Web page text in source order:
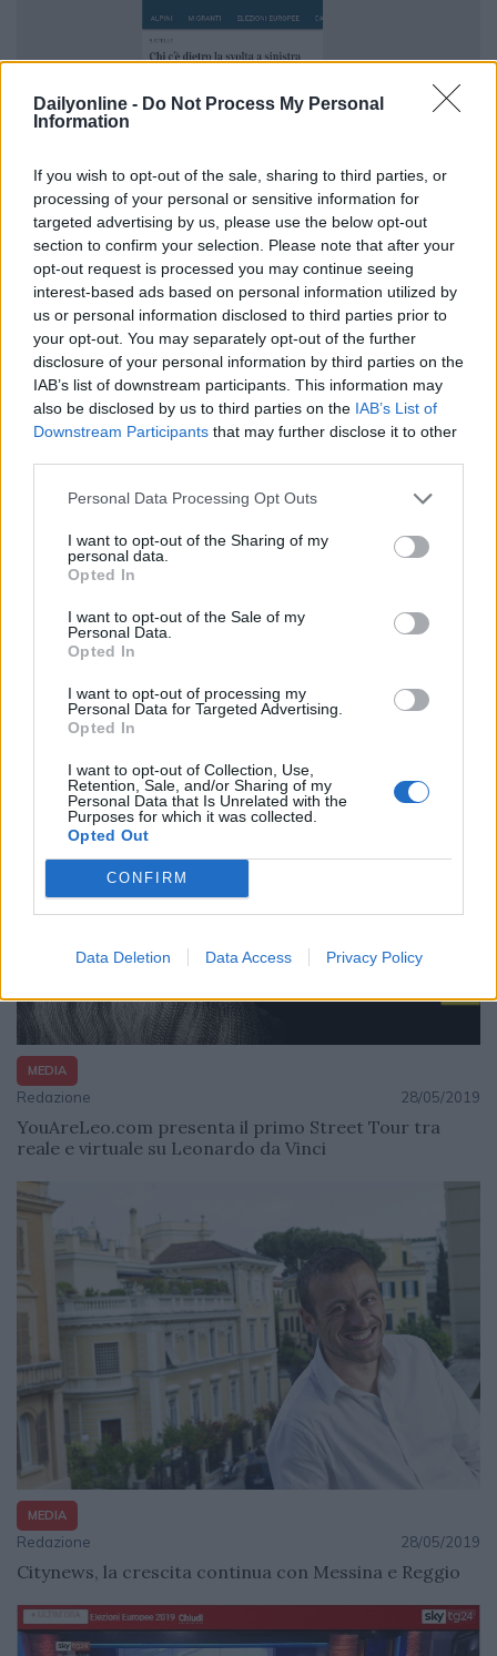
Dailyonline - Do Not Process My Personal
Information
If you wish to opt-out of the sale, sharing to third parties, or
processing of your personal or sensitive information for
targeted advertising by us, please use the below opt-out
section to confirm your selection. Please note that after your
opt-out request is processed you may continue seeing
interest-based ads based on personal information utilized by
us or personal information disclosed to third parties prior to
your opt-out. You may separately opt-out of the further
disclosure of your personal information by third parties on the
IAB’s list of downstream participants. This information may
also be disclosed by us to third parties on the IAB’s List of
Downstream Participants that may further disclose it to other
Personal Data Processing Opt Outs
I want to opt-out of the Sharing of my
personal data.
Opted In
I want to opt-out of the Sale of my
Personal Data.
Opted In
I want to opt-out of processing my
Personal Data for Targeted Advertising.
Opted In
I want to opt-out of Collection, Use,
Retention, Sale, and/or Sharing of my
Personal Data that Is Unrelated with the
Purposes for which it was collected.
Opted Out
CONFIRM
Data Deletion Data Access Privacy Policy
MEDIA
Redazione 31/05/2019
Le Elezioni Europee portano grandi numeri a
Corriere.it: 4,8 milioni di persone l’hanno scelto per
informarsi
Redazione 28/05/2019
Agi lancia Electio, la nuova piattaforma digitale per gli
MEDIA
Redazione 28/05/2019
YouAreLeo.com presenta il primo Street Tour tra
reale e virtuale su Leonardo da Vinci
MEDIA
Redazione 28/05/2019
Citynews, la crescita continua con Messina e Reggio